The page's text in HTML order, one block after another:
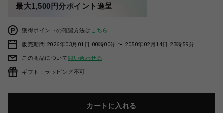
最大1,500円分ポイント進呈
獲得ポイントの確認方法は こちら
販売期間 2026年03月01日 00時00分 〜 2050年02月14日 23時59分
この商品について問い合わせる
ギフト：ラッピング不可
カートに入れる